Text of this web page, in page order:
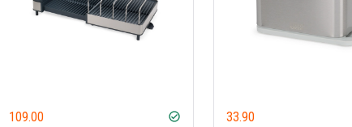
109.00 check_circle 33.90